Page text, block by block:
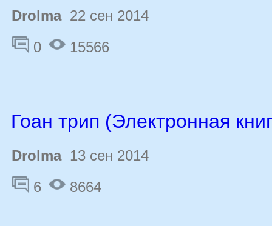
Drolma22 сен 2014
0
15566
Гоан трип (Электронная
Drolma13 сен 2014
6
8664